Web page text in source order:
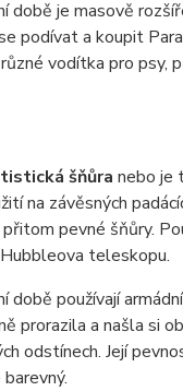
době je masově
podívat a koupit
vodítka pro psy,
šňůra nebo je
na závěsných
pevné šňůry.
teleskopu.
době používají
prorazila a našla si
odstínech. Její